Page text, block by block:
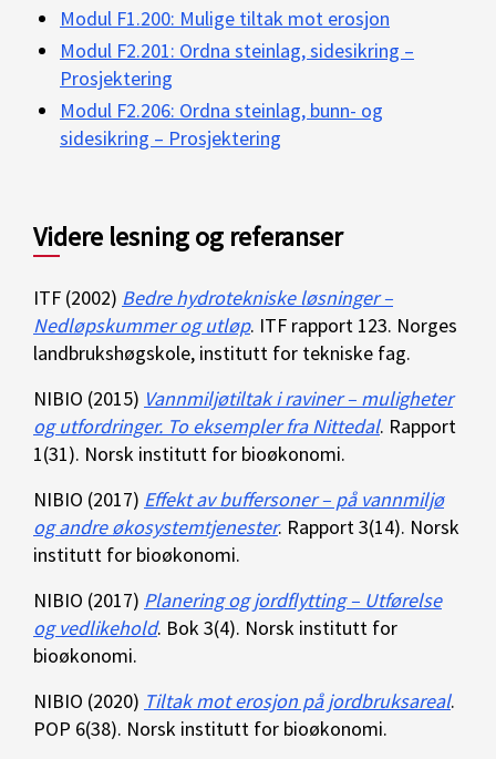
Modul F1.200: Mulige tiltak mot erosjon
Modul F2.201: Ordna steinlag, sidesikring –
Prosjektering
Modul F2.206: Ordna steinlag, bunn- og
sidesikring – Prosjektering
Videre lesning og referanser
ITF (2002) Bedre hydrotekniske løsninger –
Nedløpskummer og utløp. ITF rapport 123. Norges
landbrukshøgskole, institutt for tekniske fag.
NIBIO (2015) Vannmiljøtiltak i raviner – muligheter
og utfordringer. To eksempler fra Nittedal. Rapport
1(31). Norsk institutt for bioøkonomi.
NIBIO (2017) Effekt av buffersoner – på vannmiljø
og andre økosystemtjenester. Rapport 3(14). Norsk
institutt for bioøkonomi.
NIBIO (2017) Planering og jordflytting – Utførelse
og vedlikehold. Bok 3(4). Norsk institutt for
bioøkonomi.
NIBIO (2020) Tiltak mot erosjon på jordbruksareal.
POP 6(38). Norsk institutt for bioøkonomi.